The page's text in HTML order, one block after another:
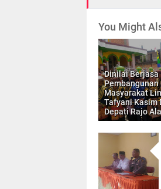
You Might
Dinilai Berjasa
Pembangunan
Masyarakat
Tafyani Kasim
Depati Rajo